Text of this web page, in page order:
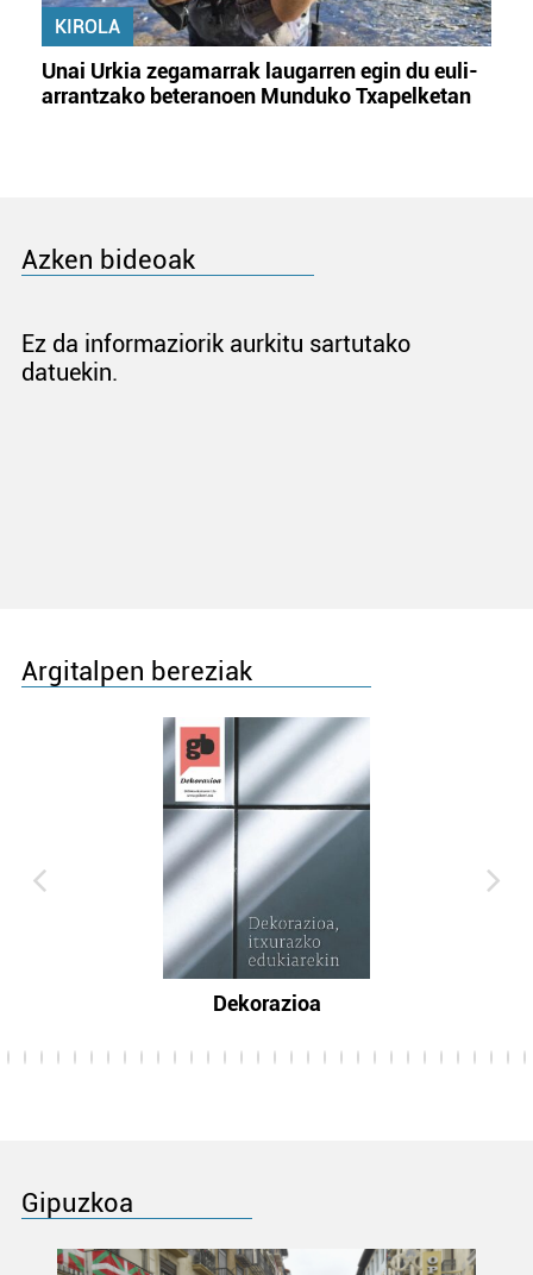
KIROLA
Unai Urkia zegamarrak laugarren egin du euli-
arrantzako beteranoen Munduko Txapelketan
Azken bideoak
Ez da informaziorik aurkitu sartutako
datuekin.
Argitalpen bereziak
Dekorazioa
Gipuzkoa